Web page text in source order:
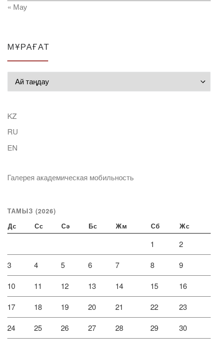
« Мау
МҰРАҒАТ
KZ
RU
EN
Галерея академическая мобильность
ТАМЫЗ (2026)
Дс Сс Сә Бс Жм Сб Жс
1 2
3 4 5 6 7 8 9
10 11 12 13 14 15 16
17 18 19 20 21 22 23
24 25 26 27 28 29 30